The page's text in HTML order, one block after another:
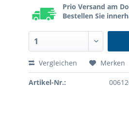
Prio Versand am
Bestellen Sie
Vergleichen Merken
Artikel-Nr.: